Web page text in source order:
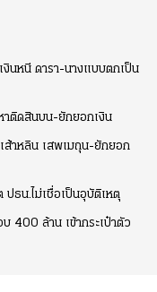
งินหนี ดารา-นางแบบตกเป็น
าติดสินบน-ยักยอกเงิน
ส้าหลิน เสพเมถุน-ยักยอก
ปธน.ไม่เชื่อเป็นอุบัติเหตุ
400 ล้าน เข้ากระเป๋าตัว